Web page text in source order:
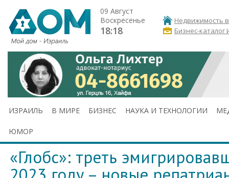
09 Август
Воскресенье
18:18
Недвижимость
Бизнес-каталог
ИЗРАИЛЬ В МИРЕ БИЗНЕС НАУКА И ТЕХНОЛОГИИ
ЮМОР
«Глобс»: треть